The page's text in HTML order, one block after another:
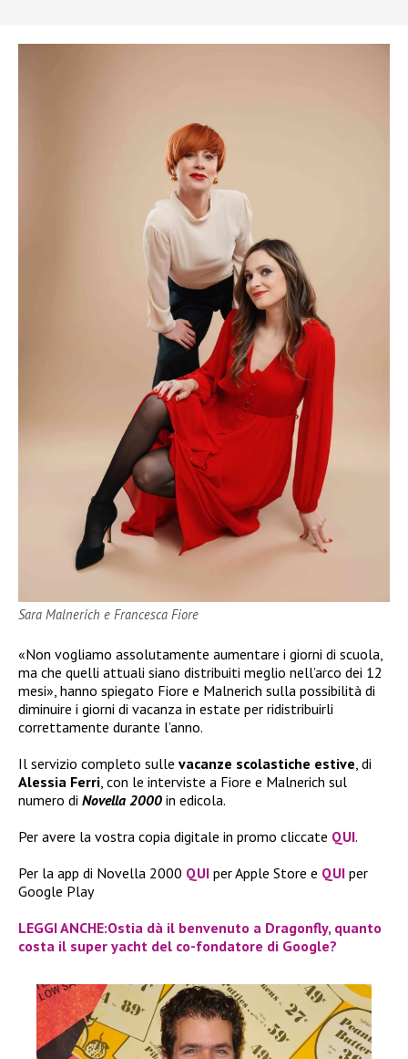
Sara Malnerich e Francesca Fiore
«Non vogliamo assolutamente aumentare i giorni di scuola,
ma che quelli attuali siano distribuiti meglio nell’arco dei 12
mesi», hanno spiegato Fiore e Malnerich sulla possibilità di
diminuire i giorni di vacanza in estate per ridistribuirli
correttamente durante l’anno.
Il servizio completo sulle vacanze scolastiche estive , di
Alessia Ferri , con le interviste a Fiore e Malnerich sul
numero di Novella 2000 in edicola.
Per avere la vostra copia digitale in promo cliccate QUI.
Per la app di Novella 2000 QUI per Apple Store e QUI per
Google Play
LEGGI ANCHE:Ostia dà il benvenuto a Dragonfly, quanto
costa il super yacht del co-fondatore di Google?